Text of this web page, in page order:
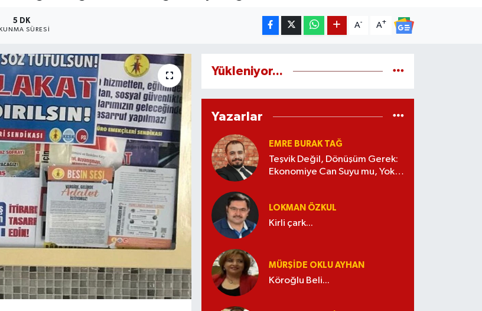
5 DK
SÜRESI
A- A+
Yükleniyor...
Yazarlar
EMRE BURAK TAĞ
Teşvik Değil, Dönüşüm Gerek:
Ekonomiye Can Suyu mu, Yoksa
LOKMAN ÖZKUL
Kirli çark...
MÜRŞIDE OKLU AYHAN
Köroğlu Beli...